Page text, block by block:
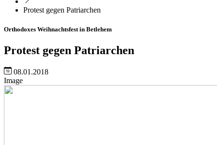
Protest gegen Patriarchen
Orthodoxes Weihnachtsfest in Betlehem
Protest gegen Patriarchen
08.01.2018
Image